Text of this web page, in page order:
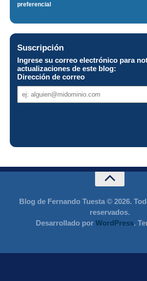
preferencial
Suscripción
Ingrese su correo electrónico para
actualizaciones de este blog:
Dirección de correo
de
Blog de Fernando Tuesta © 2026.
reservados.
Desarrollado por WordPress.